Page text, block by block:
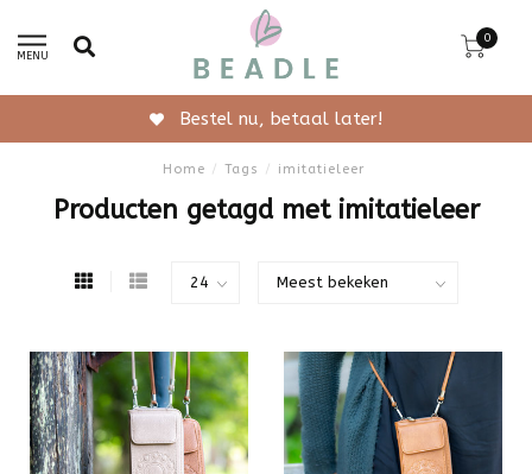
MENU
0
Bestel nu, betaal later!
Home / Tags / imitatieleer
Producten getagd met imitatieleer